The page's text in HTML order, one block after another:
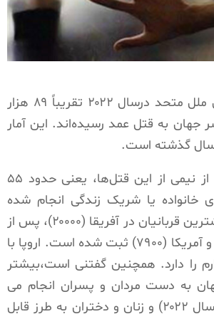
طبق گزارش سازمان ملل متحد درسال ۲۰۲۲ تقریباً ۸۹ هزار
جهان به قتل عمد رسیده‌اند. این آمار
گفتنی است، بیش از نیمی از این قتل‌ها، یعنی حدود ۵۵
خانواده یا شریک زندگی انجام شده
است. همچنین بیشترین قربانیان در آفریقا (۲۰۰۰۰)، پس از
آن در آسیا (۱۸۴۰۰) و آمریکا (۷۹۰۰) ثبت شده است. اروپا با
چهارم را دارد. همچنین گفتنی است،بیشتر
به دست مردان و پسران انجام می
شود (۸۰ درصد در سال ۲۰۲۲) و زنان و دختران به طرز قابل